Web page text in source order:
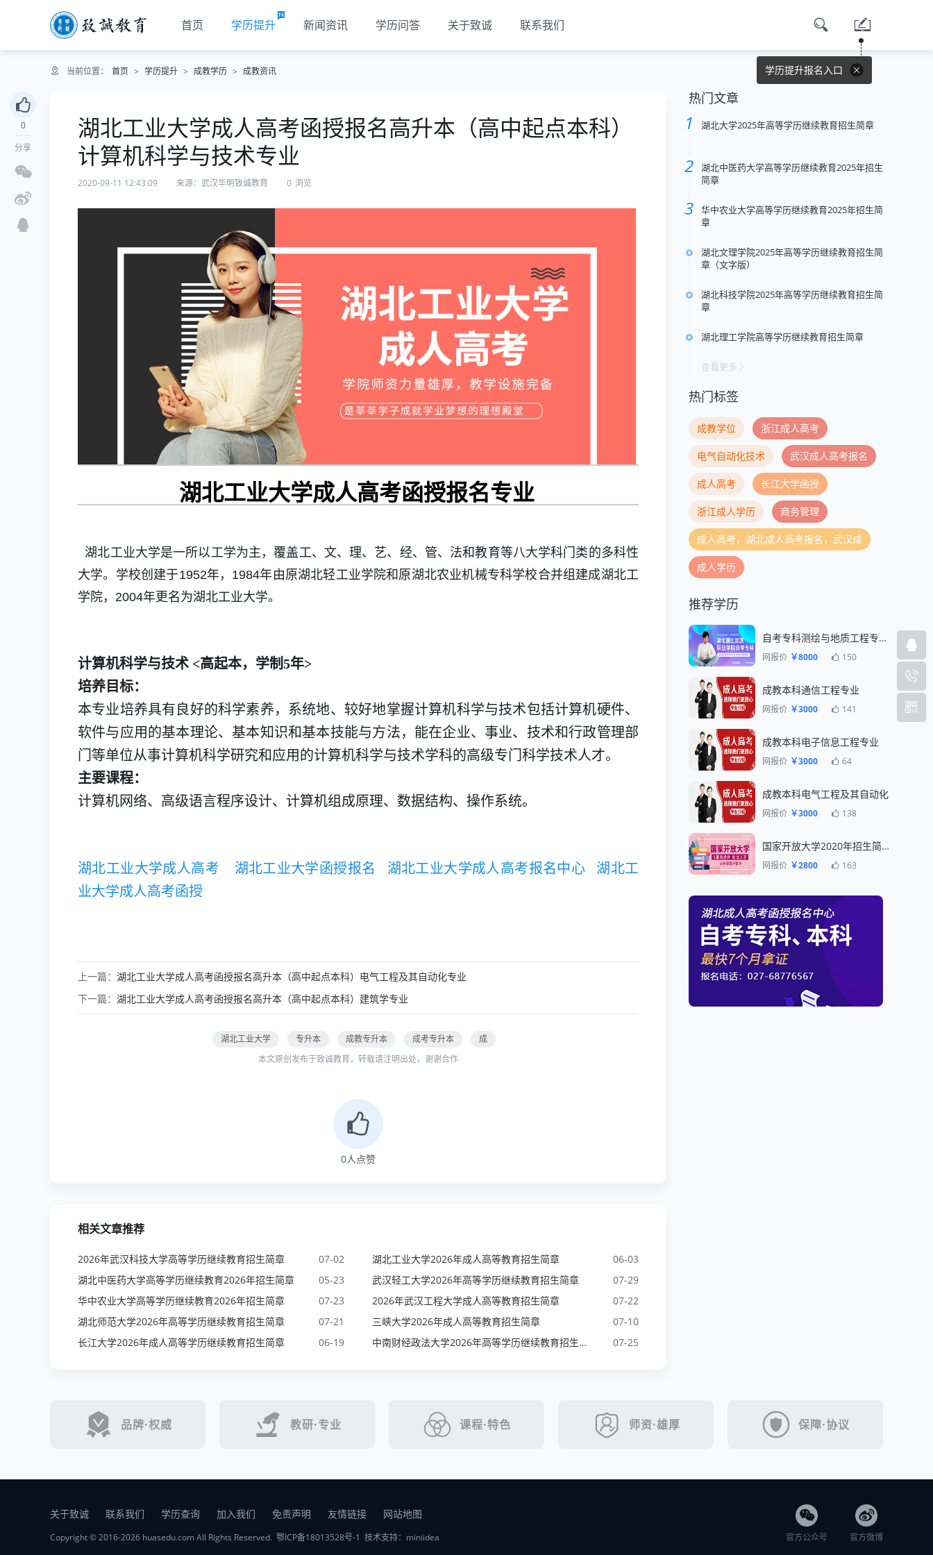
首页 学历提升 新闻资讯 学历问答 关于致诚 联系我们
学历提升报名入口
当前位置： 首页 > 学历提升 > 成教学历 > 成教资讯
0
分享
湖北工业大学成人高考函授报名高升本（高中起点本科）
计算机科学与技术专业
2020-09-11 12:43:09 来源：武汉华明致诚教育 0 浏览
湖北工业大学成人高考函授报名专业
湖北工业大学是一所以工学为主，覆盖工、文、理、艺、经、管、法和教育等八大学科门类的多科性
大学。学校创建于1952年，1984年由原湖北轻工业学院和原湖北农业机械专科学校合并组建成湖北工
学院，2004年更名为湖北工业大学。
计算机科学与技术 <高起本，学制5年>
培养目标：
本专业培养具有良好的科学素养，系统地、较好地掌握计算机科学与技术包括计算机硬件、
软件与应用的基本理论、基本知识和基本技能与方法，能在企业、事业、技术和行政管理部
门等单位从事计算机科学研究和应用的计算机科学与技术学科的高级专门科学技术人才。
主要课程：
计算机网络、高级语言程序设计、计算机组成原理、数据结构、操作系统。
湖北工业大学成人高考 湖北工业大学函授报名 湖北工业大学成人高考报名中心
湖北工
业大学成人高考函授
上一篇： 湖北工业大学成人高考函授报名高升本（高中起点本科）电气工程及其自动化专业
下一篇： 湖北工业大学成人高考函授报名高升本（高中起点本科）建筑学专业
湖北工业大学 专升本 成教专升本 成考专升本
成
本文原创发布于致诚教育，转载请注明出处，谢谢合作
0人点赞
相关文章推荐
07-02
2026年武汉科技大学高等学历继续教育招生简章 06-03
湖北工业大学2026年成人高等教育招生简章
05-23
湖北中医药大学高等学历继续教育2026年招生简章 07-29
武汉轻工大学2026年高等学历继续教育招生简章
07-23
华中农业大学高等学历继续教育2026年招生简章 07-22
2026年武汉工程大学成人高等教育招生简章
07-21
湖北师范大学2026年高等学历继续教育招生简章 07-10
三峡大学2026年成人高等教育招生简章
06-19
长江大学2026年成人高等学历继续教育招生简章 07-25
中南财经政法大学2026年高等学历继续教育招生简章
热门文章
湖北大学2025年高等学历继续教育招生简章
湖北中医药大学高等学历继续教育2025年招生
简章
华中农业大学高等学历继续教育2025年招生简
章
湖北文理学院2025年高等学历继续教育招生简
章（文字版）
湖北科技学院2025年高等学历继续教育招生简
章
湖北理工学院高等学历继续教育招生简章
查看更多
热门标签
成教学位 浙江成人高考
电气自动化技术 武汉成人高考报名
成人高考 长江大学函授
浙江成人学历 商务管理
成人高考，湖北成人高考报名，武汉成
成人学历
推荐学历
自考专科测绘与地质工程专业一年毕业
网报价 ￥8000 150
成教本科通信工程专业
网报价 ￥3000 141
成教本科电子信息工程专业
网报价 ￥3000 64
成教本科电气工程及其自动化
网报价 ￥3000 138
国家开放大学2020年招生简章
网报价 ￥2800 163
品牌·权威 教研·专业 课程·特色 师资·雄厚 保障·协议
官方公众号 官方微博
关于致诚 联系我们 学历查询 加入我们 免责声明 友情链接 网站地图
Copyright © 2016-2026 huasedu.com All Rights Reserved. 鄂ICP备18013528号-1 技术支持： miniidea